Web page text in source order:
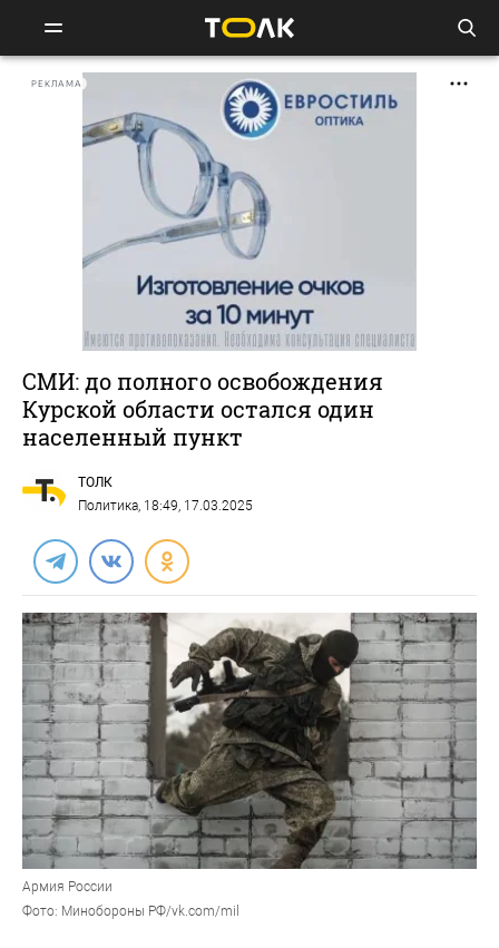
РЕКЛАМА
СМИ: до полного освобождения
Курской области остался один
населенный пункт
ТОЛК
Политика, 18:49, 17.03.2025
Армия России
Фото: Минобороны РФ/vk.com/mil